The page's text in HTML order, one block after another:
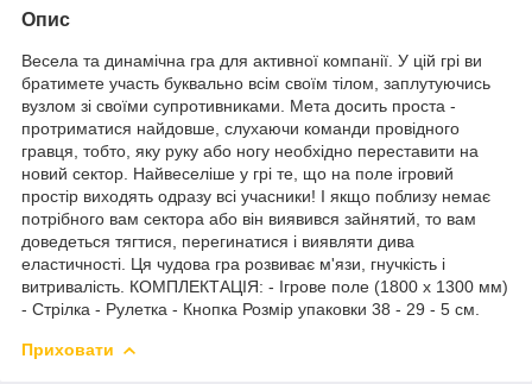
Опис
Весела та динамічна гра для активної компанії. У цій грі ви
братимете участь буквально всім своїм тілом, заплутуючись
вузлом зі своїми супротивниками. Мета досить проста -
протриматися найдовше, слухаючи команди провідного
гравця, тобто, яку руку або ногу необхідно переставити на
новий сектор. Найвеселіше у грі те, що на поле ігровий
простір виходять одразу всі учасники! І якщо поблизу немає
потрібного вам сектора або він виявився зайнятий, то вам
доведеться тягтися, перегинатися і виявляти дива
еластичності. Ця чудова гра розвиває м'язи, гнучкість і
витривалість. КОМПЛЕКТАЦІЯ: - Ігрове поле (1800 x 1300 мм)
- Стрілка - Рулетка - Кнопка Розмір упаковки 38 - 29 - 5 см.
Приховати